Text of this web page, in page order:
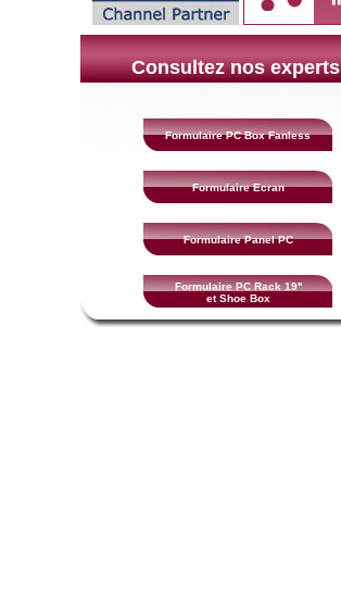
Consultez nos experts
Formulaire PC Box Fanless
Formulaire Ecran
Formulaire Panel PC
Formulaire PC Rack 19''
et Shoe Box